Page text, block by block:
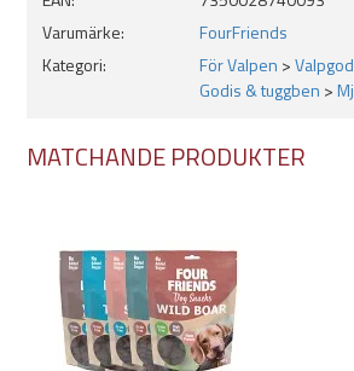
Chicken Cube (Kyckling)
Analytiska beståndsdelar; Protein 38%, Fett
Varumärke:
FourFriends
Kategori:
För Valpen >
Godis & tuggben >
MATCHANDE PRODUKTER